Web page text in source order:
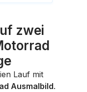
zwei
Lauf mit
Ausmalbild.